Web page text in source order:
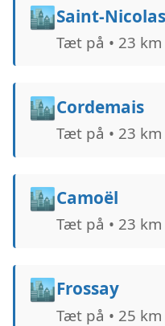
🏙️Saint-
Tæt på • 23 km
🏙️Cordemais
Tæt på • 23 km
🏙️Camoël
Tæt på • 23 km
🏙️Frossay
Tæt på • 25 km